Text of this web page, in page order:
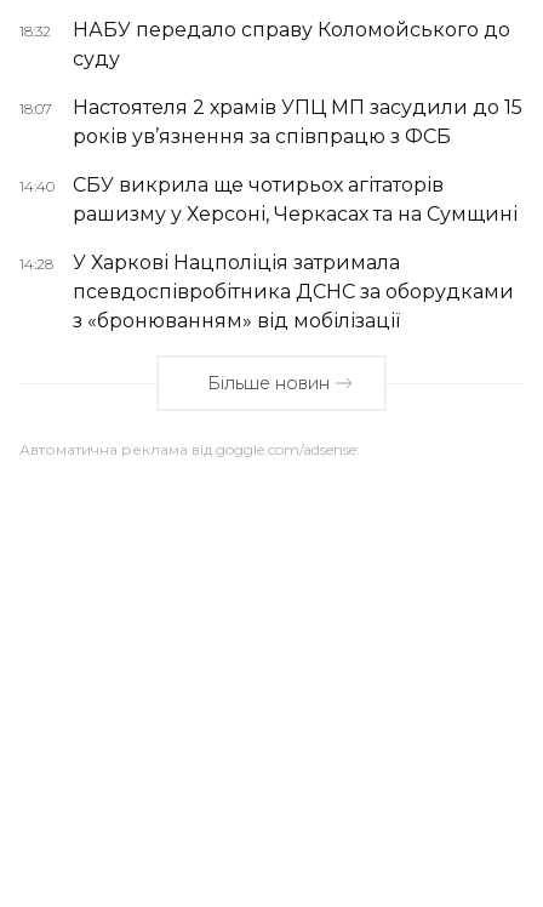
18:32
НАБУ передало справу Коломойського до
суду
18:07
Настоятеля 2 храмів УПЦ МП засудили до 15
років ув’язнення за співпрацю з ФСБ
14:40
СБУ викрила ще чотирьох агітаторів
рашизму у Херсоні, Черкасах та на Сумщині
14:28
У Харкові Нацполіція затримала
псевдоспівробітника ДСНС за оборудками
з «бронюванням» від мобілізації
Більше новин
Автоматична реклама від goggle.com/adsense: